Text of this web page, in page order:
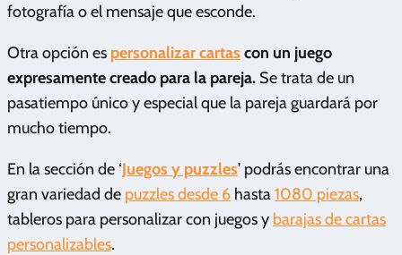
fotografía o el mensaje que esconde.
Otra opción es personalizar cartas con un juego
expresamente creado para la pareja. Se trata de un
pasatiempo único y especial que la pareja guardará por
mucho tiempo.
En la sección de ‘Juegos y puzzles’ podrás encontrar una
gran variedad de puzzles desde 6 hasta1080 piezas,
tableros para personalizar con juegos y barajas de cartas
personalizables.